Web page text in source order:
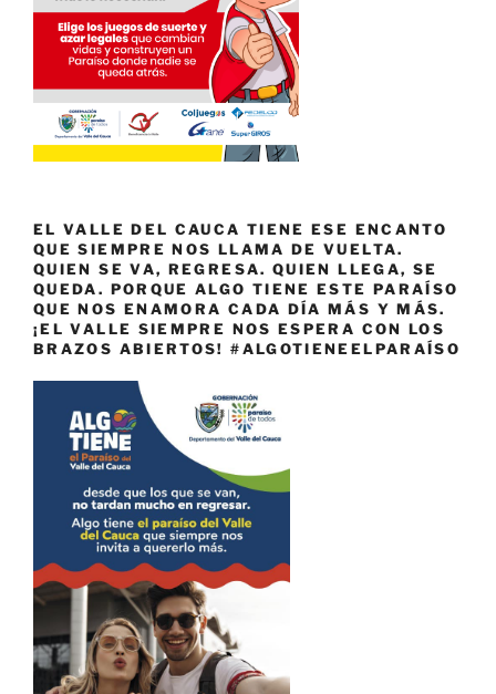
EL VALLE DEL CAUCA TIENE ESE ENCANTO
QUE SIEMPRE NOS LLAMA DE VUELTA.
QUIEN SE VA, REGRESA. QUIEN LLEGA, SE
QUEDA. PORQUE ALGO TIENE ESTE PARAÍSO
QUE NOS ENAMORA CADA DÍA MÁS Y MÁS.
¡EL VALLE SIEMPRE NOS ESPERA CON LOS
BRAZOS ABIERTOS! #ALGOTIENEELPARAÍSO